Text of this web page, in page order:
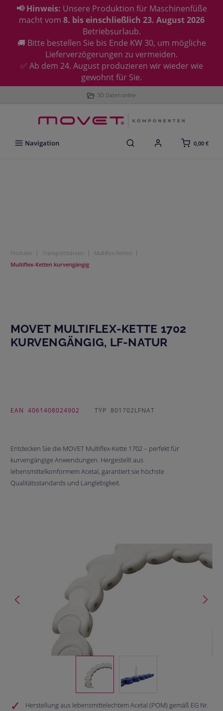
📢 Hinweis: Unsere Produktion für Maschinenfüße
macht vom 8. bis einschließlich 23. August 2026
Betriebsurlaub.
🚚 Bitte bestellen Sie bis Ende KW 30, um mögliche
Lieferverzögerungen zu vermeiden.
✅ Ab dem 24. August produzieren wir wieder wie
gewohnt für Sie.
3D Daten online
Navigation 0,00 €
Produkte | Transportbänder | Multiflex-Ketten |
Multiflex-Ketten kurvengängig
MOVET MULTIFLEX-KETTE 1702
KURVENGÄNGIG, LF-NATUR
EAN 4061408024902 TYP 801702LFNAT
Entdecken Sie die MOVET Multiflex-Kette 1702 – perfekt für
kurvengängige Anwendungen. Hergestellt aus
lebensmittelkonformem Acetal, garantiert sie höchste
Qualitätsstandards und Langlebigkeit.
Herstellung aus lebensmittelechtem Acetal (POM) gemäß EG Nr.